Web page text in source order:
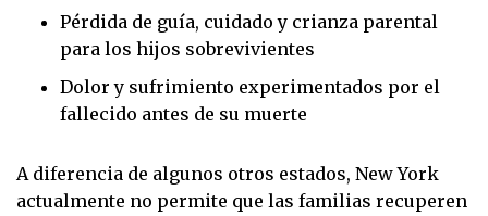
Pérdida de guía, cuidado y crianza parental
para los hijos sobrevivientes
Dolor y sufrimiento experimentados por el
fallecido antes de su muerte
A diferencia de algunos otros estados, New York
actualmente no permite que las familias recuperen